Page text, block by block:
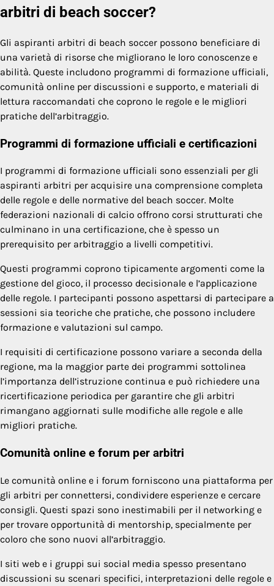
arbitri di beach soccer?
Gli aspiranti arbitri di beach soccer possono beneficiare di
una varietà di risorse che migliorano le loro conoscenze e
abilità. Queste includono programmi di formazione ufficiali,
comunità online per discussioni e supporto, e materiali di
lettura raccomandati che coprono le regole e le migliori
pratiche dell’arbitraggio.
Programmi di formazione ufficiali e certificazioni
I programmi di formazione ufficiali sono essenziali per gli
aspiranti arbitri per acquisire una comprensione completa
delle regole e delle normative del beach soccer. Molte
federazioni nazionali di calcio offrono corsi strutturati che
culminano in una certificazione, che è spesso un
prerequisito per arbitraggio a livelli competitivi.
Questi programmi coprono tipicamente argomenti come la
gestione del gioco, il processo decisionale e l’applicazione
delle regole. I partecipanti possono aspettarsi di partecipare a
sessioni sia teoriche che pratiche, che possono includere
formazione e valutazioni sul campo.
I requisiti di certificazione possono variare a seconda della
regione, ma la maggior parte dei programmi sottolinea
l’importanza dell’istruzione continua e può richiedere una
ricertificazione periodica per garantire che gli arbitri
rimangano aggiornati sulle modifiche alle regole e alle
migliori pratiche.
Comunità online e forum per arbitri
Le comunità online e i forum forniscono una piattaforma per
gli arbitri per connettersi, condividere esperienze e cercare
consigli. Questi spazi sono inestimabili per il networking e
per trovare opportunità di mentorship, specialmente per
coloro che sono nuovi all’arbitraggio.
I siti web e i gruppi sui social media spesso presentano
discussioni su scenari specifici, interpretazioni delle regole e